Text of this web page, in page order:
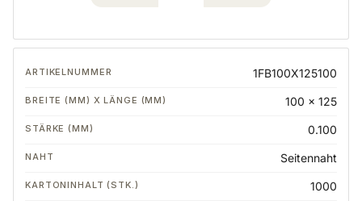
1FB100X125100
100 x 125
0.100
Seitennaht
1000